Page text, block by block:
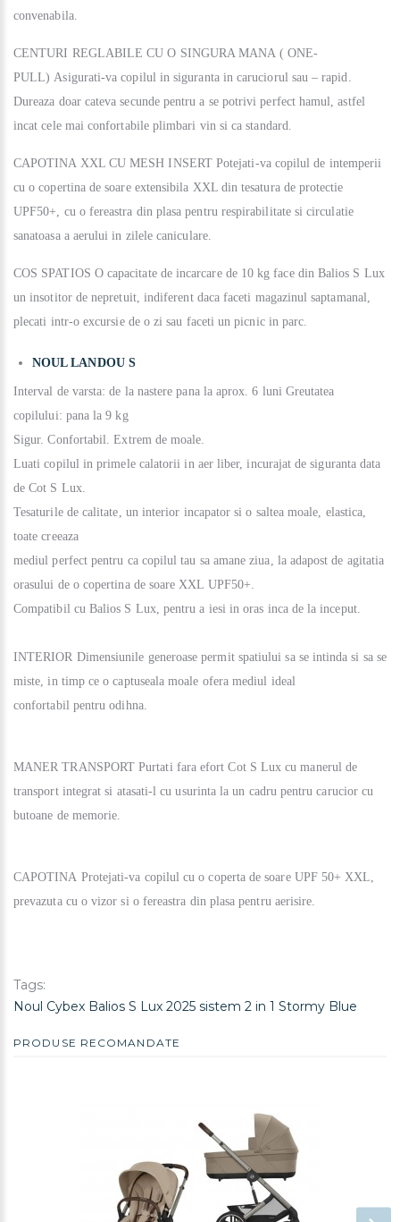
convenabila.
CENTURI REGLABILE CU O SINGURA MANA ( ONE-
PULL) Asigurati-va copilul in siguranta in caruciorul sau ‒ rapid.
Dureaza doar cateva secunde pentru a se potrivi perfect hamul, astfel
incat cele mai confortabile plimbari vin si ca standard.
CAPOTINA XXL CU MESH INSERTPotejati-va copilul de intemperii
cu o copertina de soare extensibila XXL din tesatura de protectie
UPF50+, cu o fereastra din plasa pentru respirabilitate si circulatie
sanatoasa a aerului in zilele caniculare.
COS SPATIOS O capacitate de incarcare de 10 kg face din Balios S Lux
un insotitor de nepretuit, indiferent daca faceti magazinul saptamanal,
plecati intr-o excursie de o zi sau faceti un picnic in parc.
NOUL LANDOU S
Interval de varsta: de la nastere pana la aprox. 6 luni Greutatea
copilului: pana la 9 kg
Sigur. Confortabil. Extrem de moale.
Luati copilul in primele calatorii in aer liber, incurajat de siguranta data
de Cot S Lux.
Tesaturile de calitate, un interior incapator si o saltea moale, elastica,
toate creeaza
mediul perfect pentru ca copilul tau sa amane ziua, la adapost de agitatia
orasului de o copertina de soare XXL UPF50+.
Compatibil cu Balios S Lux, pentru a iesi in oras inca de la inceput.
INTERIOR Dimensiunile generoase permit spatiului sa se intinda si sa se
miste, in timp ce o captuseala moale ofera mediul ideal
confortabil pentru odihna.
MANER TRANSPORTPurtati fara efort Cot S Lux cu manerul de
transport integrat si atasati-l cu usurinta la un cadru pentru carucior cu
butoane de memorie.
CAPOTINA Protejati-va copilul cu o coperta de soare UPF 50+ XXL,
prevazuta cu o vizor si o fereastra din plasa pentru aerisire.
Tags:
Noul Cybex Balios S Lux 2025 sistem 2 in 1 Stormy Blue
PRODUSE RECOMANDATE